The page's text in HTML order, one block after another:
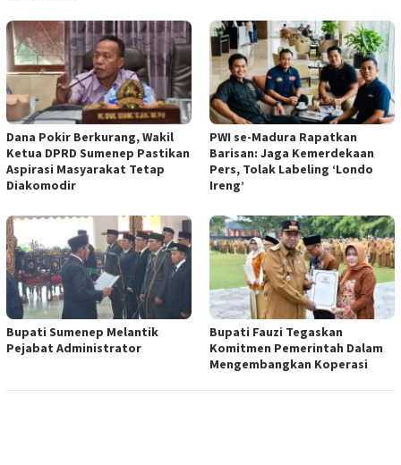
Dana Pokir Berkurang, Wakil
Ketua DPRD Sumenep Pastikan
Aspirasi Masyarakat Tetap
Diakomodir
PWI se-Madura Rapatkan
Barisan: Jaga Kemerdekaan
Pers, Tolak Labeling ‘Londo
Ireng’
Bupati Sumenep Melantik
Pejabat Administrator
Bupati Fauzi Tegaskan
Komitmen Pemerintah Dalam
Mengembangkan Koperasi